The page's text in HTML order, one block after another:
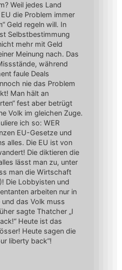
Weil jedes Land
die Problem immer
Geld regeln will. In
Selbstbestimmung
mehr mit Geld
Meinung nach. Das
während
faule Deals
nie das Problem
Man hält an
fest aber betrügt
Volk im gleichen Zuge.
ich so: WER
EU-Gesetze und
alles. Die EU ist von
Die diktieren die
lässt man zu, unter
man die Wirtschaft
Die Lobbyisten und
arbeiten nur in
das Volk muss
sagte Thatcher „I
Heute ist das
Heute sagen die
liberty back“!